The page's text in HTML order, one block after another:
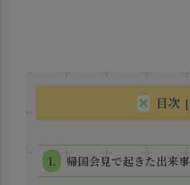
目次
帰国会見で起きた出来事